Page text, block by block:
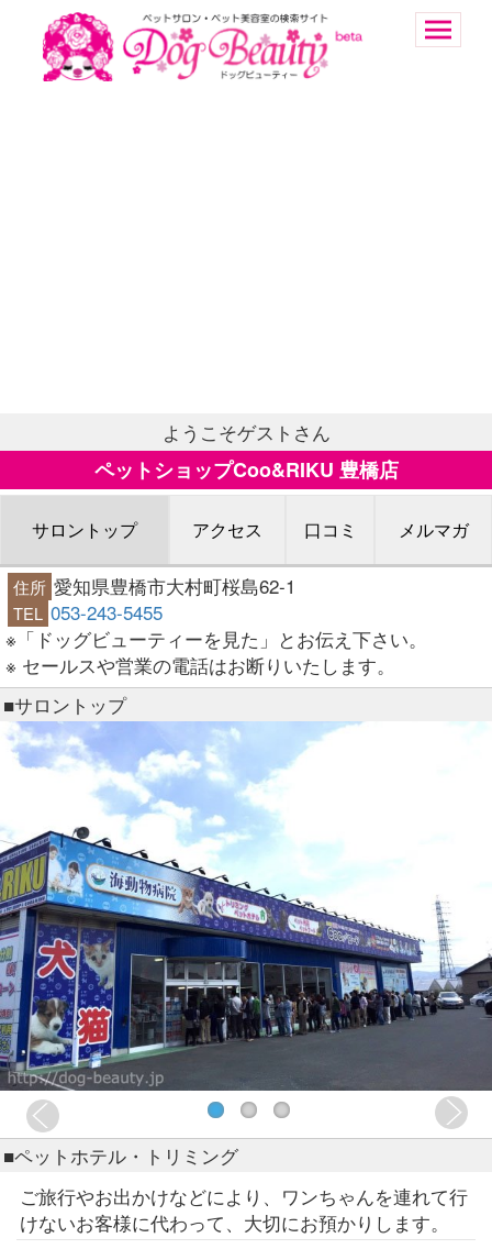
ようこそゲストさん
ペットショップCoo&RIKU 豊橋店
サロントップ アクセス 口コミ メルマガ
住所 愛知県豊橋市大村町桜島62-1
TEL 053-243-5455
※「ドッグビューティーを見た」とお伝え下さい。
※ セールスや営業の電話はお断りいたします。
■サロントップ
■ペットホテル・トリミング
ご旅行やお出かけなどにより、ワンちゃんを連れて行
けないお客様に代わって、大切にお預かりします。